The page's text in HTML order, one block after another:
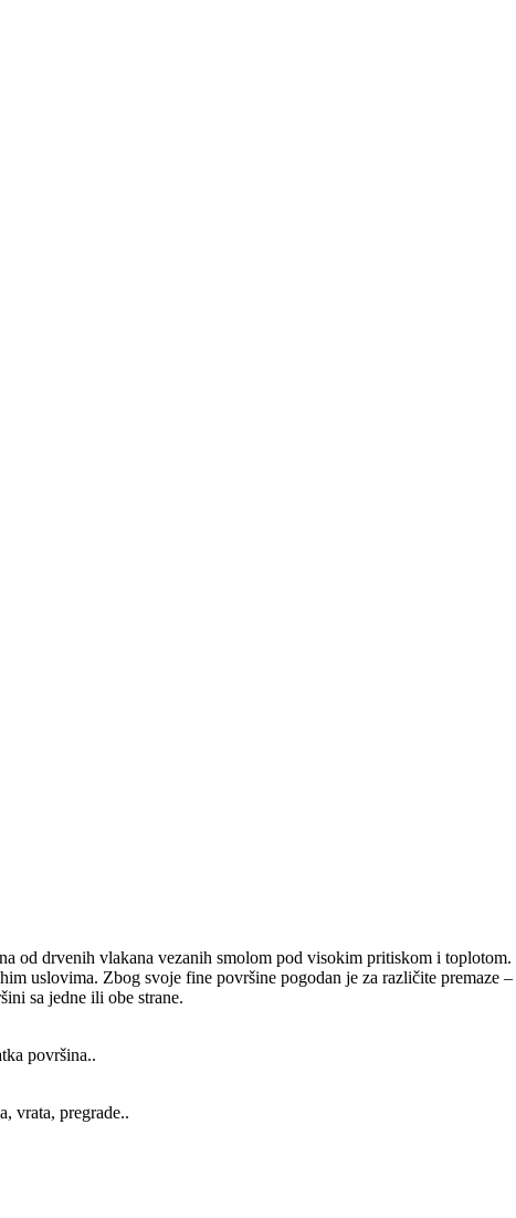
od drvenih vlakana vezanih smolom pod visokim pritiskom i toplotom.
uslovima. Zbog svoje fine površine pogodan je za različite premaze
sa jedne ili obe strane.
površina..
vrata, pregrade..